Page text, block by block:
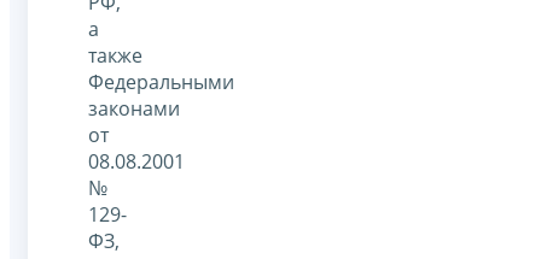
а
также
Федеральными
законами
от
08.08.2001
№
129-
ФЗ,